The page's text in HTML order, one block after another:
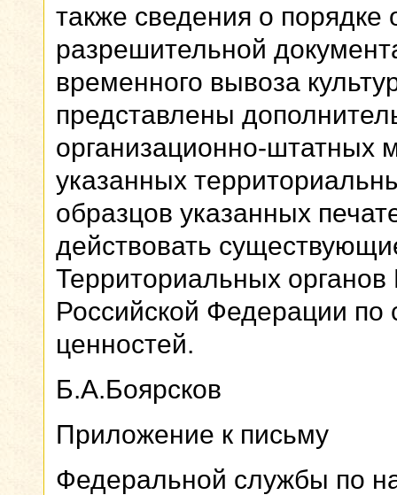
также сведения о
разрешительной
временного вывоза
представлены
организационно-
указанных
образцов указанных
действовать
Территориальных
Российской Федерации по
ценностей.
Б.А.Боярсков
Приложение к письму
Федеральной службы по